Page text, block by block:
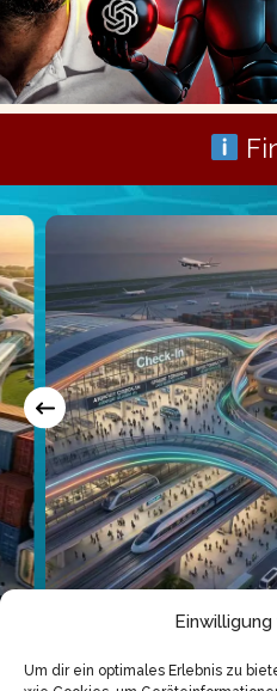
Um dir ein optimales Erlebnis zu
Check-in